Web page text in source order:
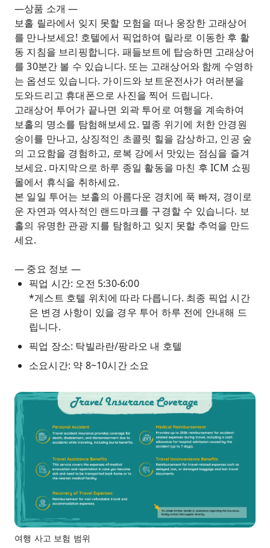
—상품 소개 —
보홀 릴라에서 잊지 못할 모험을 떠나 웅장한 고래상어
를 만나보세요! 호텔에서 픽업하여 릴라로 이동한 후 활
동 지침을 브리핑합니다. 패들보트에 탑승하면 고래상어
를 30분간 볼 수 있습니다. 또는 고래상어와 함께 수영하
는 옵션도 있습니다. 가이드와 보트운전사가 여러분을
도와드리고 휴대폰으로 사진을 찍어 드립니다.
고래상어 투어가 끝나면 외곽 투어로 여행을 계속하여
보홀의 명소를 탐험해보세요. 멸종 위기에 처한 안경원
숭이를 만나고, 상징적인 초콜릿 힐을 감상하고, 인공 숲
의 고요함을 경험하고, 로복 강에서 맛있는 점심을 즐겨
보세요. 마지막으로 하루 종일 활동을 마친 후 ICM 쇼핑
몰에서 휴식을 취하세요.
본 일일 투어는 보홀의 아름다운 경치에 푹 빠져, 경이로
운 자연과 역사적인 랜드마크를 구경할 수 있습니다. 보
홀의 유명한 관광 지를 탐험하고 잊지 못할 추억을 만드
세요.
— 중요 정보 —
픽업 시간: 오전 5:30-6:00
*게스트 호텔 위치에 따라 다릅니다. 최종 픽업 시간
은 변경 사항이 있을 경우 투어 하루 전에 안내해 드
립니다.
픽업 장소: 탁빌라란/팡라오 내 호텔
소요시간: 약 8~10시간 소요
여행 사고 보험 범위